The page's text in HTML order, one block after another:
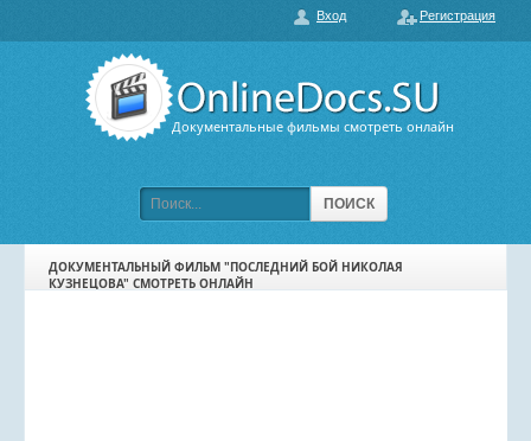
Документальные фильмы смотреть онлайн
ПОИСК
О нас
Вход Регистрация
ПОПУЛЯРНЫЕ
ПОДБОРКИ ФИЛЬМОВ
ДОКУМЕНТАЛЬНЫЙ ФИЛЬМ "ПОСЛЕДНИЙ БОЙ НИКОЛАЯ
КУЗНЕЦОВА" СМОТРЕТЬ ОНЛАЙН